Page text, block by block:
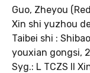
Guo, Zheyou
Xin shi yuzhou
Taibei shi :
youxian gongsi,
Syg.: L TCZS II